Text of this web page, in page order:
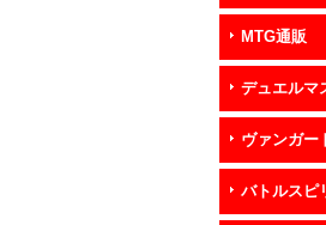
MTG通販
デュエルマ
ヴァンガー
バトルスピ